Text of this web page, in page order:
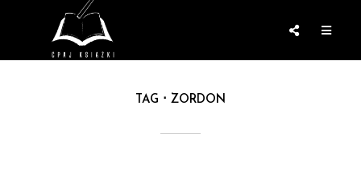
TAG ZORDON